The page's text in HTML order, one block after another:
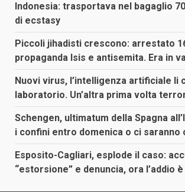
Indonesia: trasportava nel bagaglio
di ecstasy
Piccoli jihadisti crescono: arrestato
propaganda Isis e antisemita. Era in
Nuovi virus, l’intelligenza artificiale li
laboratorio. Un’altra prima volta
Schengen, ultimatum della Spagna
i confini entro domenica o ci saranno
Esposito-Cagliari, esplode il caso:
“estorsione” e denuncia, ora l’addio